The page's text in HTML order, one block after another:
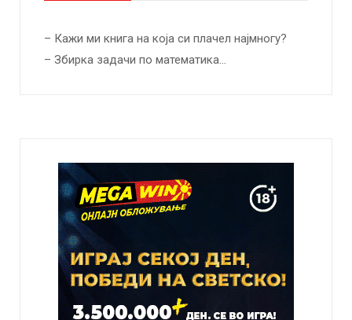
– Кажи ми книга на која си плачел најмногу?
– Збирка задачи по математика…